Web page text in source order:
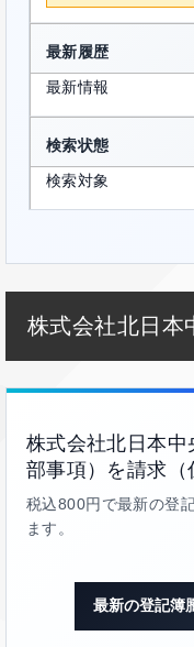
最新履歴
最新情報
検索状態
検索対象
株式会社北日本
株式会社北日本中
部事項）を請求（
税込800円で最新の登
ます。
最新の登記簿